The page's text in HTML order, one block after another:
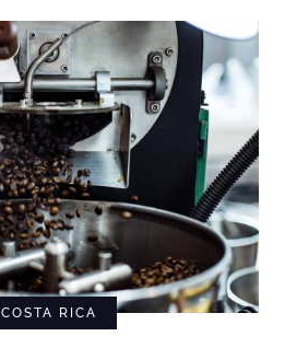
COSTA RICA